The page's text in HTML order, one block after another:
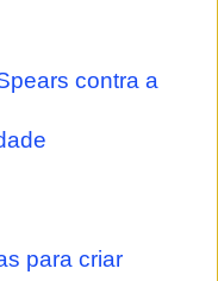
contra a
para criar